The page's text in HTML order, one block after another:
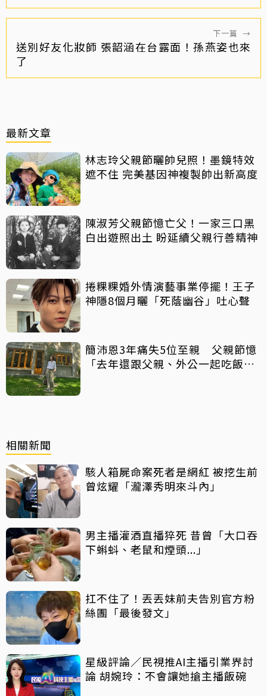
下一篇 →
送別好友化妝師 張韶涵在台露面！孫燕姿也來
了
最新文章
林志玲父親節曬帥兒照！墨鏡特效
遮不住 完美基因神複製帥出新高度
陳淑芳父親節憶亡父！一家三口黑
白出遊照出土 盼延續父親行善精神
捲粿粿婚外情演藝事業停擺！王子
神隱8個月曬「死蔭幽谷」吐心聲
簡沛恩3年痛失5位至親 父親節憶
「去年還跟父親、外公一起吃飯聊
相關新聞
駭人箱屍命案死者是網紅 被挖生前
曾炫耀「瀧澤秀明來斗內」
男主播灌酒直播猝死 昔曾「大口吞
下蝌蚪、老鼠和煙頭...」
扛不住了！丟丟妹前夫告別官方粉
絲團「最後發文」
星級評論／民視推AI主播引業界討
論 胡婉玲：不會讓她搶主播飯碗